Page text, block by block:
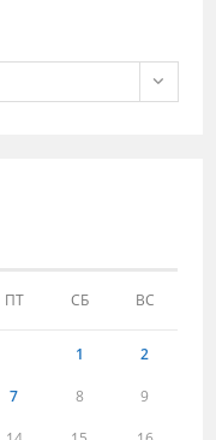
ПТ СБ ВС
1 2
7 8 9